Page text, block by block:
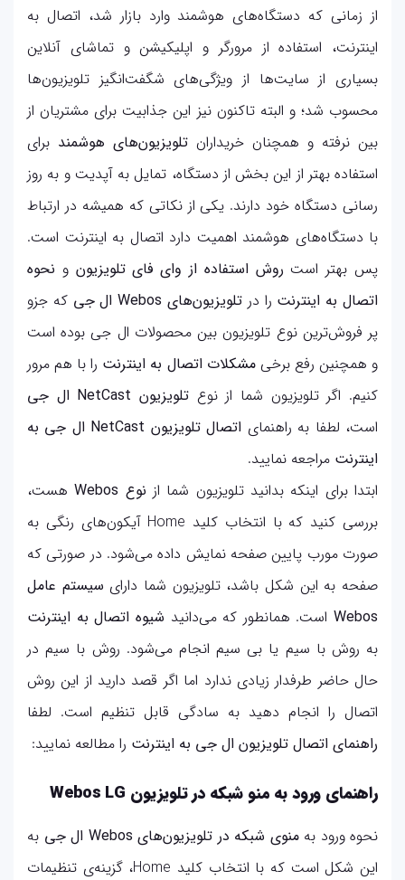
از زمانی که دستگاه‌های هوشمند وارد بازار شد، اتصال به
اینترنت، استفاده از مرورگر و اپلیکیشن و تماشای آنلاین
بسیاری از سایت‌ها از ویژگی‌های شگفت‌انگیز تلویزیون‌ها
محسوب شد؛ و البته تاکنون نیز این جذابیت برای مشتریان از
بین نرفته و همچنان خریداران تلویزیون‌های هوشمند برای
استفاده‌ بهتر از این بخش از دستگاه، تمایل به آپدیت و به روز
رسانی دستگاه خود دارند. یکی از نکاتی که همیشه در ارتباط
با دستگاه‌های هوشمند اهمیت دارد اتصال به اینترنت است.
پس بهتر است روش استفاده از وای فای تلویزیون و نحوه
اتصال به اینترنت را در تلویزیون‌های Webos ال جی
که جزو
پر فروش‌ترین نوع تلویزیون بین محصولات ال جی بوده است
و همچنین رفع برخیمشکلات اتصال به اینترنت را با هم مرور
کنیم. اگر تلویزیون شما از نوع تلویزیون NetCast
ال جی
است، لطفا به راهنمای
اتصال تلویزیون NetCast ال جی به
اینترنت مراجعه نمایید.
ابتدا برای اینکه بدانید تلویزیون شما از نوع Webos
هست،
بررسی کنید که با انتخاب کلید Home آیکون‌های رنگی به
صورت مورب پایین صفحه نمایش داده می‌شود. در صورتی که
صفحه به این شکل باشد، تلویزیون شما دارای سیستم عامل
Webos است. همانطور که می‌دانید شیوه اتصال به اینترنت
به روش با سیم یا بی سیم انجام می‌شود. روش با سیم در
حال حاضر طرفدار زیادی ندارد اما اگر قصد دارید از این روش
اتصال را انجام دهید به سادگی قابل تنظیم است. لطفا
راهنمای اتصال تلویزیون ال جی به اینترنت را مطالعه نمایید:
راهنمای ورود به منو شبکه در تلویزیون Webos LG
نحوه ورود بهمنوی شبکه در تلویزیون‌های Webos ال جی
به
این شکل است که با انتخاب کلید Home، گزینه‌ی تنظیمات